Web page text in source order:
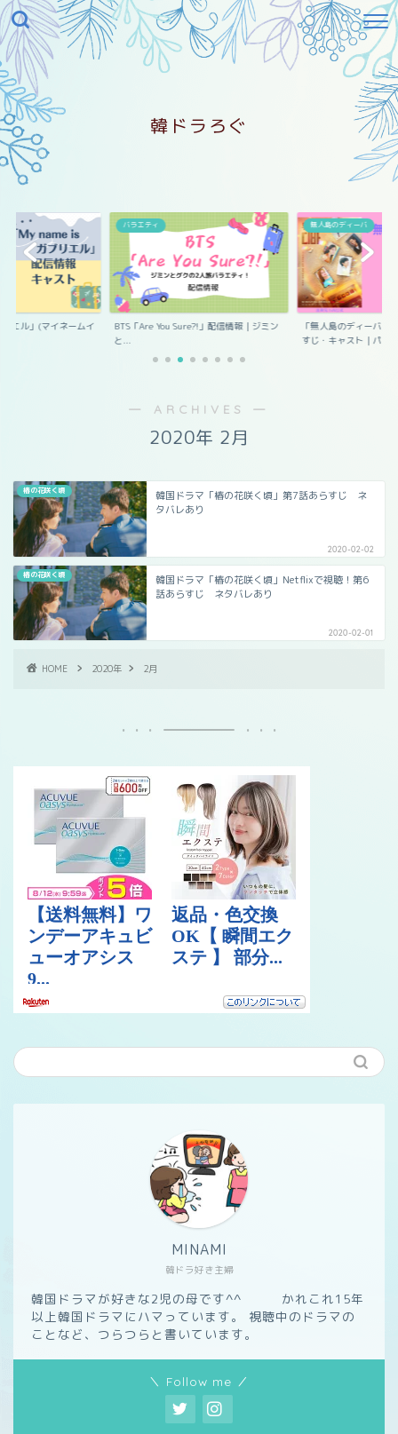
韓ドラろぐ
エル」(マイネームイ
バラエティ
BTS「Are You Sure?!」配信情報｜ジミン
と...
無人島のディーバ
「無人島のディーバ」
すじ・キャスト｜パ...
― ARCHIVES ―
2020年 2月
椿の花咲く頃
韓国ドラマ「椿の花咲く頃」第7話あらすじ ネ
タバレあり
2020-02-02
椿の花咲く頃
韓国ドラマ「椿の花咲く頃」Netflixで視聴！第6
話あらすじ ネタバレあり
2020-02-01
HOME 2020年 2月
韓ドラ好き主婦
MINAMI
韓国ドラマが好きな2児の母です^^ かれこれ15年
以上韓国ドラマにハマっています。 視聴中のドラマの
ことなど、つらつらと書いています。
＼ Follow me ／